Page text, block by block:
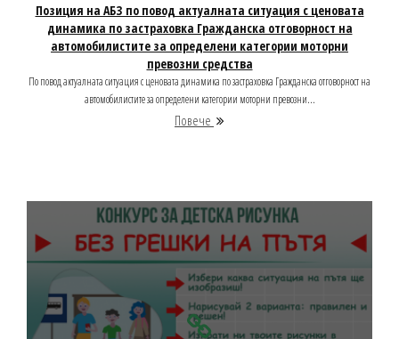
Позиция на АБЗ по повод актуалната ситуация с ценовата
динамика по застраховка Гражданска отговорност на
автомобилистите за определени категории моторни
превозни средства
По повод актуалната ситуация с ценовата динамика по застраховка Гражданска отговорност на
автомобилистите за определени категории моторни превозни...
Повече